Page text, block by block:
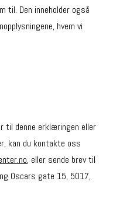
til. Den inneholder også
hvem vi
til denne erklæringen eller
kan du kontakte oss
, eller sende brev til
Oscars gate 15, 5017,